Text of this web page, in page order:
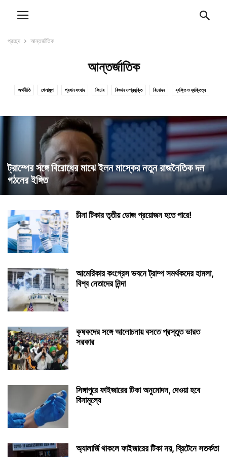
প্রচ্ছদ আন্তর্জাতিক
আন্তর্জাতিক
অর্থনীতি খেলাধুলা প্রধান সংবাদ ফিচার বিজ্ঞান ও প্রযুক্তি বিনোদন ব্যক্তি ও ব্যক্তিত্ব
ট্রাম্পের সঙ্গে বিরোধের মাঝে ইলন মাস্কের নতুন রাজনৈতিক দল
গঠনের ইঙ্গিত
চীনা টিকার তৃতীয় ডোজ প্রয়োজন হতে পারে!
আমেরিকার কংগ্রেস ভবনে ট্রাম্প সমর্থকদের হামলা,
বিশ্ব নেতাদের নিন্দা
কৃষকদের সঙ্গে আলোচনায় বসতে প্রস্তুত ভারত
সরকার
সিঙ্গাপুরে ফাইজারের টিকা অনুমোদন, দেওয়া হবে
বিনামূল্যে
অ্যালার্জি থাকলে ফাইজারের টিকা নয়, ব্রিটেনে সতর্কতা